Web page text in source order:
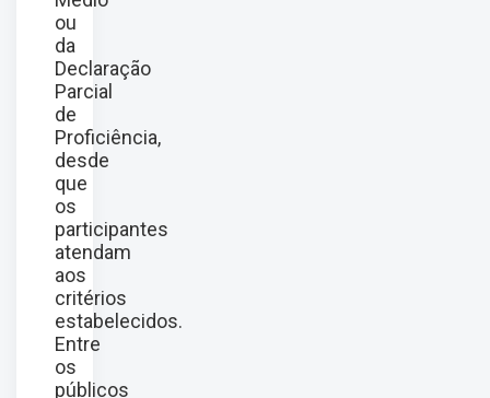
ou
da
Declaração
Parcial
de
Proficiência,
desde
que
os
participantes
atendam
aos
critérios
estabelecidos.
Entre
os
públicos